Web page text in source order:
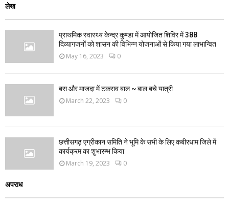
लेख
प्राथमिक स्वास्थ्य केन्द्र कुण्डा में आयोजित शिविर में 388
दिव्यागजनों को शासन की विभिन्न योजनाओं से किया गया लाभान्वित
May 16, 2023 0
बस और माजदा में टकराव बाल ~ बाल बचे यात्री
March 22, 2023 0
छत्तीसगढ़ एग्रीकान समिति ने भूमि के सभी के लिए कबीरधाम जिले में
कार्यक्रम का शुभारम्भ किया
March 19, 2023 0
अपराध